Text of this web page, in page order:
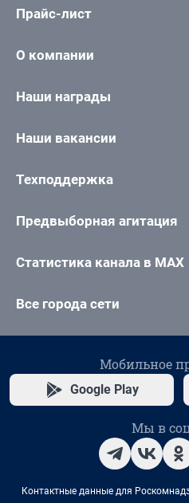
Прайс-лист
О компании
Наши награды
Наши вакансии
Техподдержка
Предвыборная агитация
Статистика канала в MAX
Все города сети
Мобильное
Google Play
Мы в
Контактные данные для